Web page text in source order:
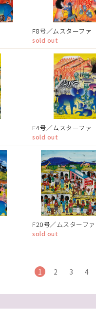
F8号／ムスターファ
sold out
F4号／ムスターファ
sold out
F20号／ムスターファ
sold out
1 2 3 4